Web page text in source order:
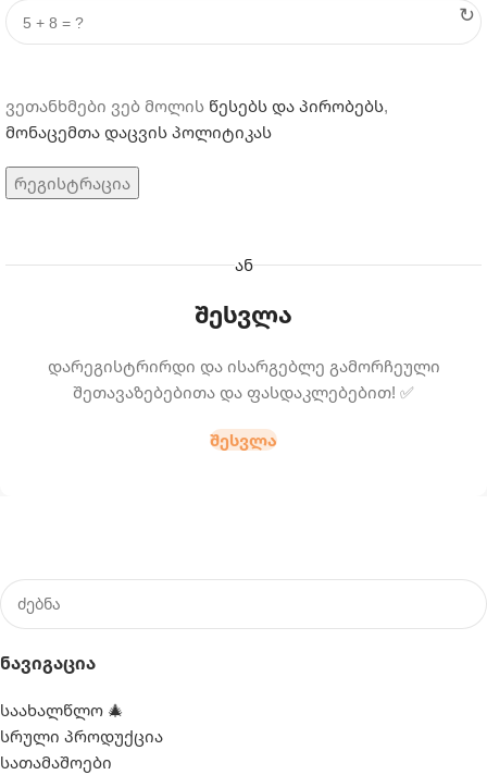
↻
ვეთანხმები ვებ მოლის წესებს და პირობებს,
მონაცემთა დაცვის პოლიტიკას
რეგისტრაცია
ᲐᲜ
ᲨᲔᲡᲕᲚᲐ
დარეგისტრირდი და ისარგებლე გამორჩეული
შეთავაზებებითა და ფასდაკლებებით! ✅
ᲨᲔᲡᲕᲚᲐ
Ნავიგაცია
საახალწლო 🎄
სრული პროდუქცია
სათამაშოები